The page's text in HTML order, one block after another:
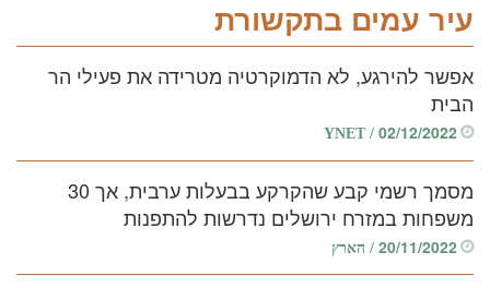
עיר עמים בתקשורת
אפשר להירגע, לא הדמוקרטיה מטרידה את פעילי הר
הבית
02/12/2022
/ YNET
מסמך רשמי קבע שהקרקע בבעלות ערבית, אך 30
משפחות במזרח ירושלים נדרשות להתפנות
20/11/2022/ הארץ